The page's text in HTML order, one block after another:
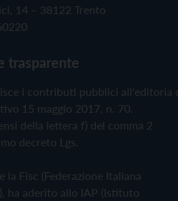
14 – 38122 Trento
trasparente
i contributi pubblici all'editoria
15 maggio 2017, n. 70.
della lettera f) del comma 2
decreto Lgs.
la Fisc (Federazione Italiana
ha aderito allo IAP (Istituto